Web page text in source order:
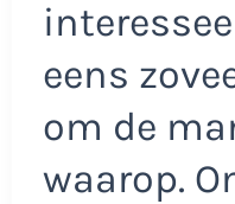
eens
om de
waarop.